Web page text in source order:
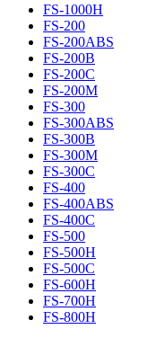
FS-1000H
FS-200
FS-200ABS
FS-200B
FS-200C
FS-200M
FS-300
FS-300ABS
FS-300B
FS-300М
FS-300С
FS-400
FS-400ABS
FS-400С
FS-500
FS-500H
FS-500С
FS-600H
FS-700H
FS-800H